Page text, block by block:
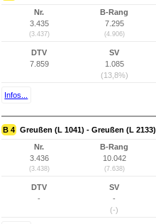
Nr.
3.435
(3.437)
B-Rang
7.295
(4.906)
DTV
7.859
SV
1.085
(13,8%)
Infos...
B 4 Greußen (L 1041) - Greußen (L 2133)
Nr.
3.436
(3.438)
B-Rang
10.042
(7.638)
DTV
-
SV
-
(-)